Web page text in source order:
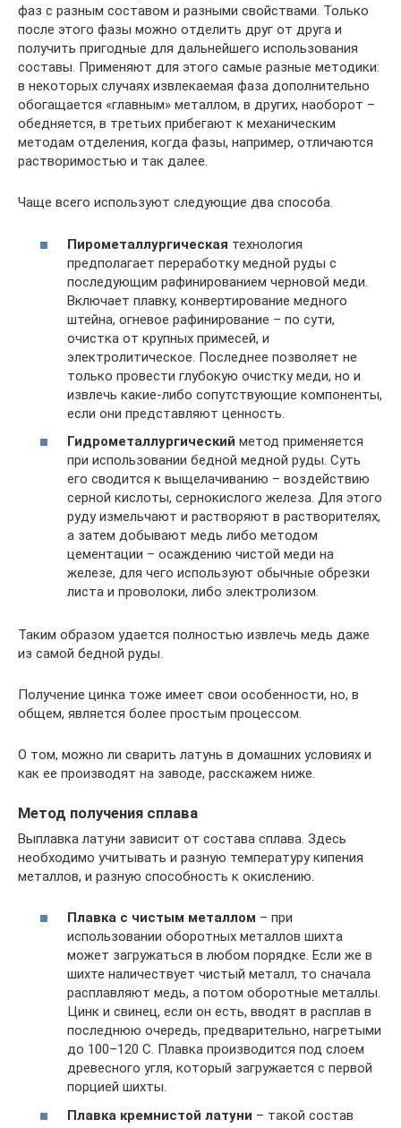
фаз с разным составом и разными свойствами. Только
после этого фазы можно отделить друг от друга и
получить пригодные для дальнейшего использования
составы. Применяют для этого самые разные методики:
в некоторых случаях извлекаемая фаза дополнительно
обогащается «главным» металлом, в других, наоборот –
обедняется, в третьих прибегают к механическим
методам отделения, когда фазы, например, отличаются
растворимостью и так далее.
Чаще всего используют следующие два способа.
Пирометаллургическая технология
предполагает переработку медной руды с
последующим рафинированием черновой меди.
Включает плавку, конвертирование медного
штейна, огневое рафинирование – по сути,
очистка от крупных примесей, и
электролитическое. Последнее позволяет не
только провести глубокую очистку меди, но и
извлечь какие-либо сопутствующие компоненты,
если они представляют ценность.
Гидрометаллургический метод применяется
при использовании бедной медной руды. Суть
его сводится к выщелачиванию – воздействию
серной кислоты, сернокислого железа. Для этого
руду измельчают и растворяют в растворителях,
а затем добывают медь либо методом
цементации – осаждению чистой меди на
железе, для чего используют обычные обрезки
листа и проволоки, либо электролизом.
Таким образом удается полностью извлечь медь даже
из самой бедной руды.
Получение цинка тоже имеет свои особенности, но, в
общем, является более простым процессом.
О том, можно ли сварить латунь в домашних условиях и
как ее производят на заводе, расскажем ниже.
Метод получения сплава
Выплавка латуни зависит от состава сплава. Здесь
необходимо учитывать и разную температуру кипения
металлов, и разную способность к окислению.
Плавка с чистым металлом – при
использовании оборотных металлов шихта
может загружаться в любом порядке. Если же в
шихте наличествует чистый металл, то сначала
расплавляют медь, а потом оборотные металлы.
Цинк и свинец, если он есть, вводят в расплав в
последнюю очередь, предварительно, нагретыми
до 100–120 С. Плавка производится под слоем
древесного угля, который загружается с первой
порцией шихты.
Плавка кремнистой латуни – такой состав